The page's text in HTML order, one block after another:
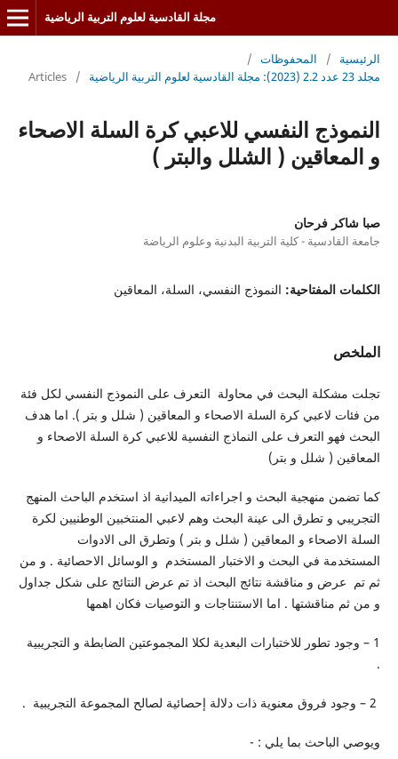
مجلة القادسية لعلوم التربية الرياضية
الرئيسية / المحفوظات /
مجلد 23 عدد 2.2 (2023): مجلة القادسية لعلوم التربية الرياضية
/
Articles
النموذج النفسي للاعبي كرة السلة الاصحاء
و المعاقين ( الشلل والبتر )
صبا شاكر فرحان
جامعة القادسية - كلية التربية البدنية وعلوم الرياضة
الكلمات المفتاحية: النموذج النفسي، السلة، المعاقين
الملخص
تجلت مشكلة البحث في محاولة التعرف على النموذج النفسي لكل فئة
من فئات لاعبي كرة السلة الاصحاء و المعاقين ( شلل و بتر ). اما هدف
البحث فهو التعرف على النماذج النفسية للاعبي كرة السلة الاصحاء و
المعاقين ( شلل و بتر)
كما تضمن منهجية البحث و اجراءاته الميدانية اذ استخدم الباحث المنهج
التجريبي و تطرق الى عينة البحث وهم لاعبي المنتخبين الوطنيين لكرة
السلة الاصحاء و المعاقين ( شلل و بتر ) وتطرق الى الادوات
المستخدمة في البحث و الاختبار المستخدم و الوسائل الاحصائية . و من
ثم تم عرض و مناقشة نتائج البحث اذ تم عرض النتائج على شكل جداول
و من ثم مناقشتها . اما الاستنتاجات و التوصيات فكان اهمها
1 – وجود تطور للاختبارات البعدية لكلا المجموعتين الضابطة و التجريبية
.
ويوصي الباحث بما يلي : -